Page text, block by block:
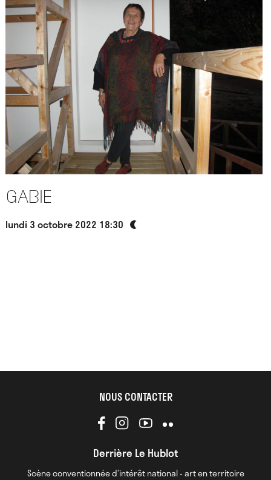
Gabie
lundi 3 octobre 2022 18:30
NOUS CONTACTER
Derrière Le Hublot
Scène conventionnée d’intérêt national - art en territoire